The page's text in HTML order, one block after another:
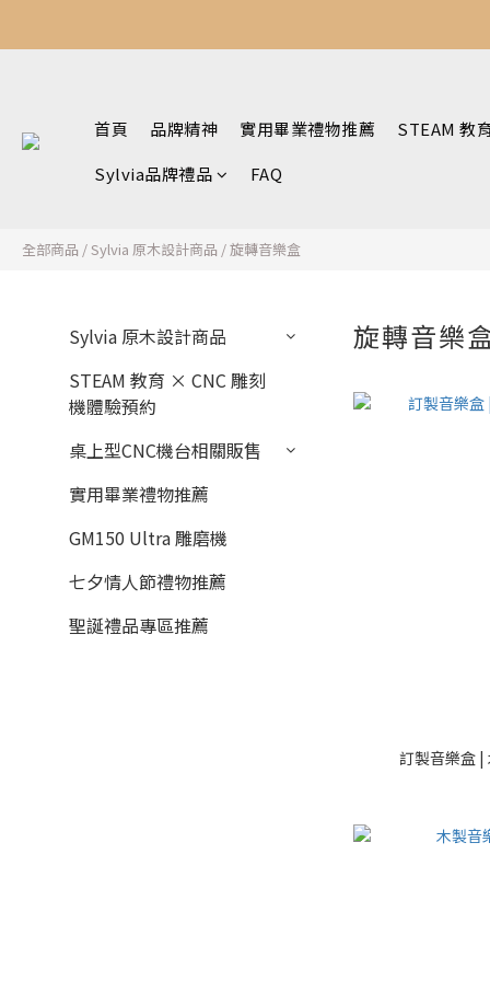
首頁 品牌精神 實用畢業禮物推薦
STEAM 教
Sylvia品牌禮品
FAQ
全部商品 /Sylvia 原木設計商品 /旋轉音樂盒
Sylvia 原木設計商品
STEAM 教育 × CNC 雕刻
機體驗預約
桌上型CNC機台相關販售
實用畢業禮物推薦
GM150 Ultra 雕磨機
七夕情人節禮物推薦
聖誕禮品專區推薦
旋轉音樂
訂製音樂盒 |